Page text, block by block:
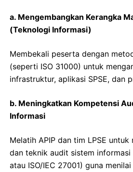
a. Mengembangkan Kerangka
(Teknologi Informasi)
Membekali peserta dengan
(seperti ISO 31000) untuk
infrastruktur, aplikasi SPSE, dan
b. Meningkatkan Kompetensi
Informasi
Melatih APIP dan tim LPSE
dan teknik audit sistem informasi
atau ISO/IEC 27001) guna